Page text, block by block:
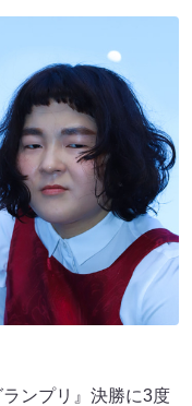
ンプリ』決勝に3度